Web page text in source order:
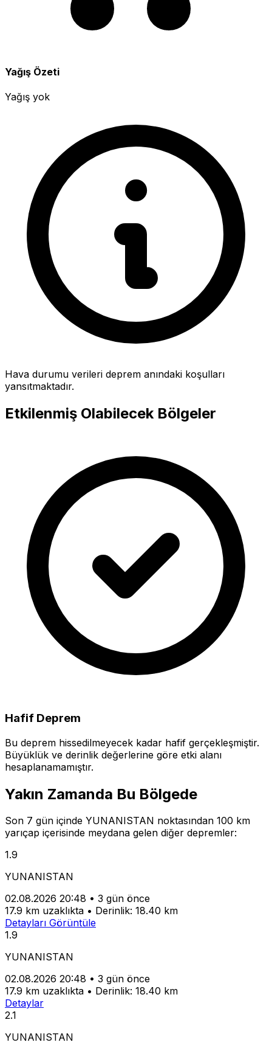
Yağış Özeti
Yağış yok
Hava durumu verileri deprem anındaki koşulları
yansıtmaktadır.
Etkilenmiş Olabilecek Bölgeler
Hafif Deprem
Bu deprem hissedilmeyecek kadar hafif gerçekleşmiştir.
Büyüklük ve derinlik değerlerine göre etki alanı
hesaplanamamıştır.
Yakın Zamanda Bu Bölgede
Son 7 gün içinde YUNANISTAN noktasından 100 km
yarıçap içerisinde meydana gelen diğer depremler:
1.9
YUNANISTAN
02.08.2026 20:48 • 3 gün önce
17.9 km uzaklıkta • Derinlik: 18.40 km
Detayları Görüntüle
1.9
YUNANISTAN
02.08.2026 20:48 • 3 gün önce
17.9 km uzaklıkta • Derinlik: 18.40 km
Detaylar
2.1
YUNANISTAN